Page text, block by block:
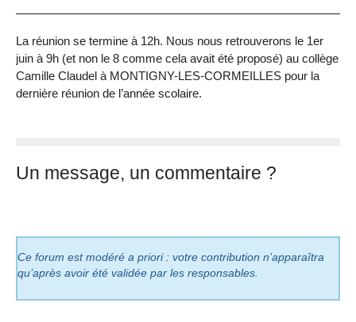
La réunion se termine à 12h. Nous nous retrouverons le 1er
juin à 9h (et non le 8 comme cela avait été proposé) au collège
Camille Claudel à MONTIGNY-LES-CORMEILLES pour la
dernière réunion de l’année scolaire.
Un message, un commentaire ?
Ce forum est modéré a priori : votre contribution n’apparaîtra
qu’après avoir été validée par les responsables.